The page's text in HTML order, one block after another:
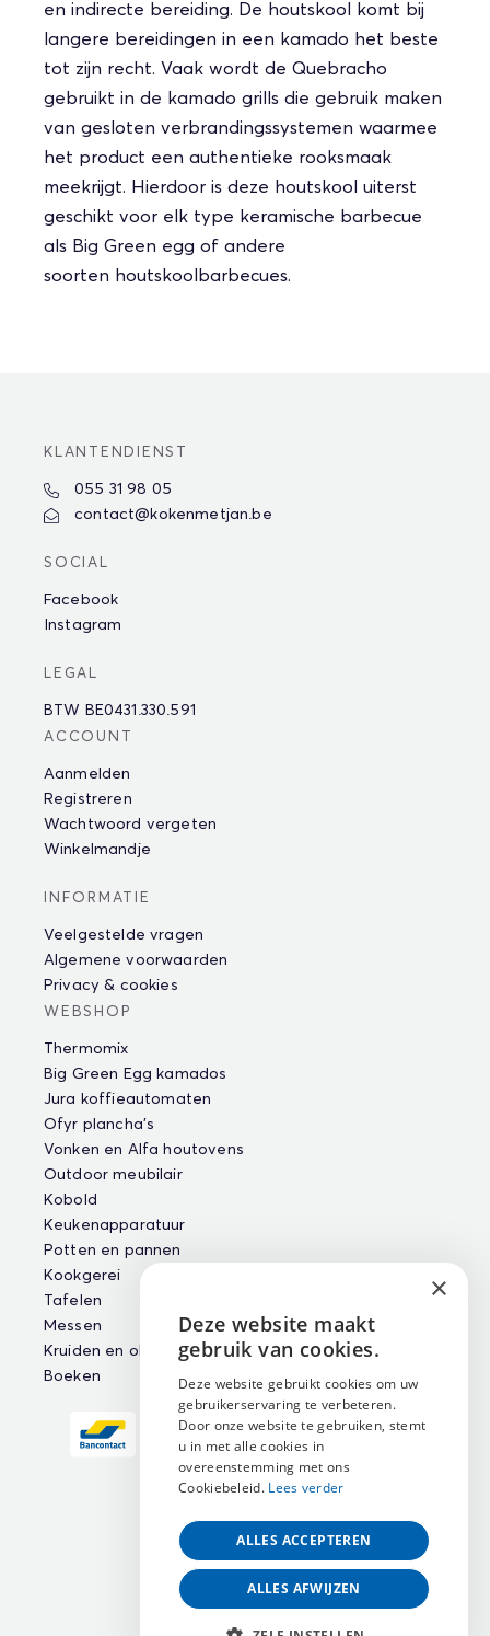
en indirecte bereiding. De houtskool komt bij
langere bereidingen in een kamado het beste
tot zijn recht. Vaak wordt de Quebracho
gebruikt in de kamado grills die gebruik maken
van gesloten verbrandingssystemen waarmee
het product een authentieke rooksmaak
meekrijgt. Hierdoor is deze houtskool uiterst
geschikt voor elk type keramische barbecue
als Big Green egg of andere
soorten houtskoolbarbecues.
KLANTENDIENST
055 31 98 05
contact@kokenmetjan.be
SOCIAL
Facebook
Instagram
LEGAL
BTW BE0431.330.591
ACCOUNT
Aanmelden
Registreren
Wachtwoord vergeten
Winkelmandje
INFORMATIE
Veelgestelde vragen
Algemene voorwaarden
Privacy & cookies
WEBSHOP
Thermomix
Big Green Egg kamados
Jura koffieautomaten
Ofyr plancha's
Vonken en Alfa houtovens
Outdoor meubilair
Kobold
Keukenapparatuur
Potten en pannen
Kookgerei
Tafelen
Messen
Kruiden en oliën
Boeken
ENGLISH
FRANÇAIS
×
Deze website maakt
gebruik van cookies.
Deze website gebruikt cookies om uw
gebruikerservaring te verbeteren.
Door onze website te gebruiken, stemt
u in met alle cookies in
overeenstemming met ons
Cookiebeleid. Lees verder
ALLES ACCEPTEREN
ALLES AFWIJZEN